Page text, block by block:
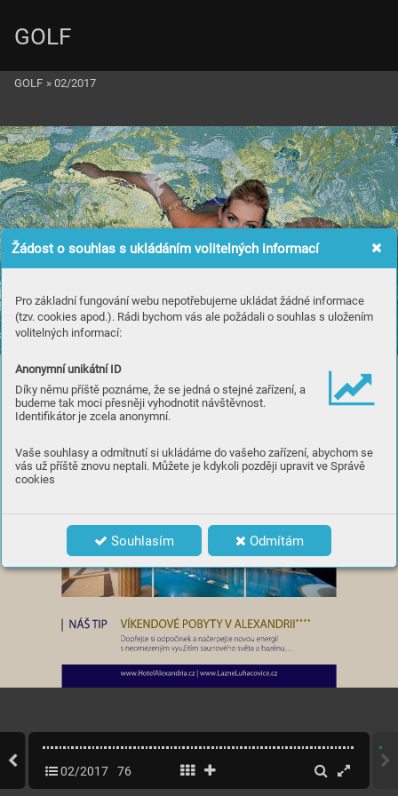
Žádost o souhlas s ukládáním volitelných informací
Pro základní fungování webu nepotřebujeme ukládat žádné informace
(tzv. cookies apod.). Rádi bychom vás ale požádali o souhlas s uložením
volitelných informací:
Anonymní unikátní ID
Díky němu příště poznáme, že se jedná o stejné zařízení, a
budeme tak moci přesněji vyhodnotit návštěvnost.
Identifikátor je zcela anonymní.
Vaše souhlasy a odmítnutí si ukládáme do vašeho zařízení, abychom se
vás už příště znovu neptali. Můžete je kdykoli později upravit ve Správě
cookies
Souhlasím Odmítám
GOLF
GOLF » 02/2017
02/2017 76